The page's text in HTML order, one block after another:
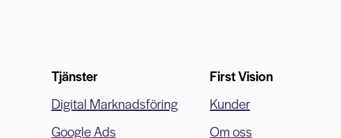
Tjänster
Digital Marknadsföring
Google Ads
First Vision
Kunder
Om oss